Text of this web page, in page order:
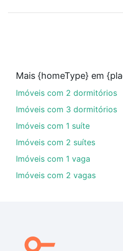
ou sem vaga de garagem
Imóveis à venda em
parcelas podem se
um apartamento e conte
Mais {homeType} em
Imóveis com 2 dormitórios
Imóveis com 3 dormitórios
Imóveis com 1 suíte
Imóveis com 2 suítes
Imóveis com 1 vaga
Imóveis com 2 vagas